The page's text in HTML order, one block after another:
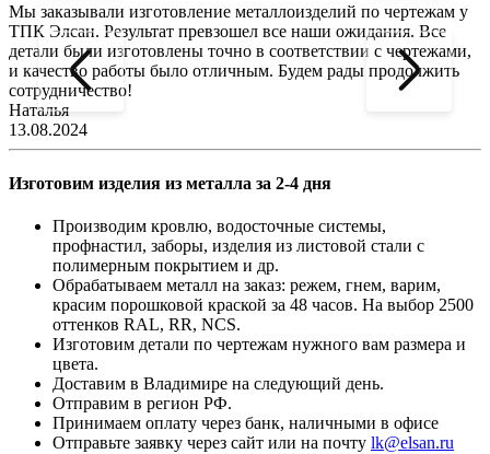
Мы заказывали изготовление металлоизделий по чертежам у
ТПК Элсан. Результат превзошел все наши ожидания. Все
детали были изготовлены точно в соответствии с чертежами,
и качество работы было отличным. Будем рады продолжить
сотрудничество!
Наталья
13.08.2024
Изготовим изделия из металла за 2-4 дня
Производим кровлю, водосточные системы,
профнастил, заборы, изделия из листовой стали с
полимерным покрытием и др.
Обрабатываем металл на заказ: режем, гнем, варим,
красим порошковой краской за 48 часов. На выбор 2500
оттенков RAL, RR, NCS.
Изготовим детали по чертежам нужного вам размера и
цвета.
Доставим в Владимире на следующий день.
Отправим в регион РФ.
Принимаем оплату через банк, наличными в офисе
Отправьте заявку через сайт или на почту lk@elsan.ru